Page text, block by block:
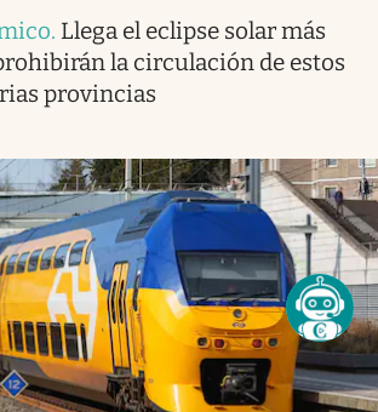
. Llega el eclipse solar más
la circulación de estos
provincias